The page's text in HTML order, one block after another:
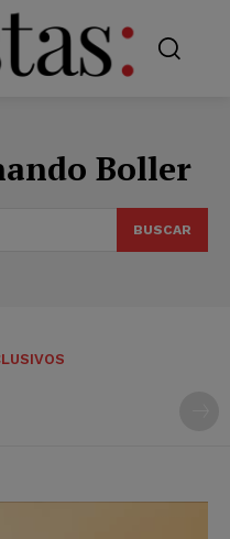
Boller
BUSCAR